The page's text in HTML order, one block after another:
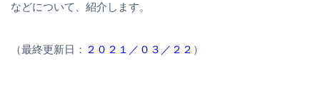
などについて、紹介します。
（最終更新日： ２０２１／０３／２２ ）